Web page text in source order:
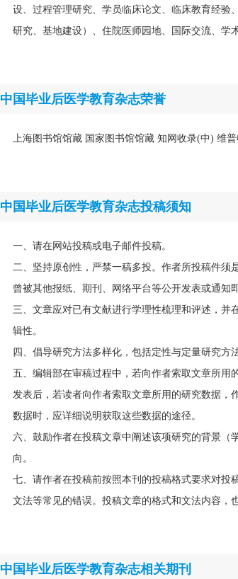
设、过程管理研究、学员临床论文、临床教育经验
研究、基地建设）、住院医师园地、国际交流、学
中国毕业后医学教育杂志荣誉
上海图书馆馆藏 国家图书馆馆藏 知网收录(中) 维普
中国毕业后医学教育杂志投稿须知
一、请在网站投稿或电子邮件投稿。
二、坚持原创性，严禁一稿多投。作者所投稿件须
曾被其他报纸、期刊、网络平台等公开发表或通知
三、文章应对已有文献进行学理性梳理和评述，并
辑性。
四、倡导研究方法多样化，包括定性与定量研究方
五、编辑部在审稿过程中，若向作者索取文章所用
发表后，若读者向作者索取文章所用的研究数据，
数据时，应详细说明获取这些数据的途径。
六、鼓励作者在投稿文章中阐述该项研究的背景（
向。
七、请作者在投稿前按照本刊的投稿格式要求对投
文法等常见的错误。投稿文章的格式和文法内容，
中国毕业后医学教育杂志相关期刊